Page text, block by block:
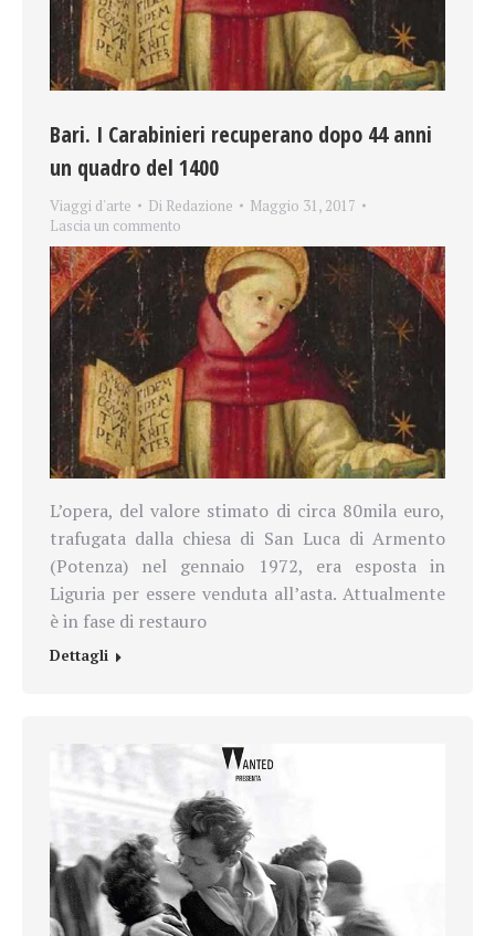
Bari. I Carabinieri recuperano dopo 44 anni
un quadro del 1400
Viaggi d'arte Di Redazione
Maggio 31, 2017
Lascia un commento
L’opera, del valore stimato di circa 80mila euro,
trafugata dalla chiesa di San Luca di Armento
(Potenza) nel gennaio 1972, era esposta in
Liguria per essere venduta all’asta. Attualmente
è in fase di restauro
Dettagli